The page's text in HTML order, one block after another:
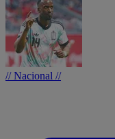
// Nacional //